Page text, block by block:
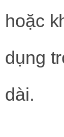
hoặc
dụng
dài.